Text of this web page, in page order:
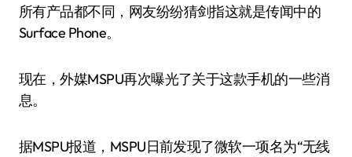
所有产品都不同，网友纷纷猜剑指这就是传闻中的
Surface Phone。
现在，外媒MSPU再次曝光了关于这款手机的一些消
息。
据MSPU报道，MSPU日前发现了微软一项名为“无线